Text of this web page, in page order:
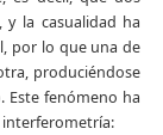
y la casualidad ha
por lo que una de
produciéndose
Este fenómeno ha
interferometría: